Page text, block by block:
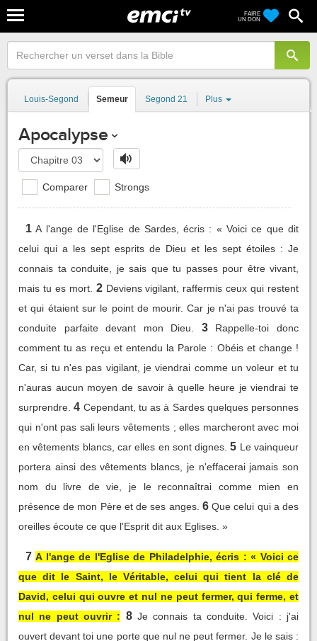
FAIRE
UN DON
Louis-Segond Semeur Segond 21 Plus
Apocalypse
Comparer Strongs
1 A l'ange de l'Eglise de Sardes, écris : « Voici ce que dit
celui qui a les sept esprits de Dieu et les sept étoiles : Je
connais ta conduite, je sais que tu passes pour être vivant,
mais tu es mort. 2 Deviens vigilant, raffermis ceux qui restent
et qui étaient sur le point de mourir. Car je n'ai pas trouvé ta
conduite parfaite devant mon Dieu.
3
Rappelle-toi donc
comment tu as reçu et entendu la Parole : Obéis et change !
Car, si tu n'es pas vigilant, je viendrai comme un voleur et tu
n'auras aucun moyen de savoir à quelle heure je viendrai te
surprendre. 4 Cependant, tu as à Sardes quelques personnes
qui n'ont pas sali leurs vêtements ; elles marcheront avec moi
en vêtements blancs, car elles en sont dignes. 5 Le vainqueur
portera ainsi des vêtements blancs, je n'effacerai jamais son
nom du livre de vie, je le reconnaîtrai comme mien en
présence de mon Père et de ses anges. 6 Que celui qui a des
oreilles écoute ce que l'Esprit dit aux Eglises. »
7 A l'ange de l'Eglise de Philadelphie, écris : « Voici ce
que dit le Saint, le Véritable, celui qui tient la clé de
David, celui qui ouvre et nul ne peut fermer, qui ferme, et
nul ne peut ouvrir : 8 Je connais ta conduite. Voici : j'ai
ouvert devant toi une porte que nul ne peut fermer. Je le sais :